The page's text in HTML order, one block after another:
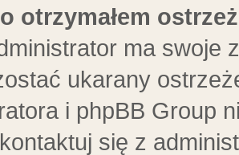
otrzymałem
ma swoje
ukarany
i phpBB Group
się z